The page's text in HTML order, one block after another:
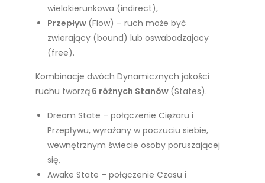
wielokierunkowa (indirect),
Przepływ (Flow) – ruch może być
zwierający (bound) lub oswabadzajacy
(free).
Kombinacje dwóch Dynamicznych jakości
ruchu tworzą 6 różnych Stanów (States).
Dream State – połączenie Ciężaru i
Przepływu, wyrażany w poczuciu siebie,
wewnętrznym świecie osoby poruszającej
się,
Awake State – połączenie Czasu i